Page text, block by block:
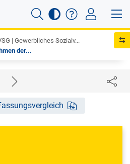
| Gewerbliches Sozialv...
der...